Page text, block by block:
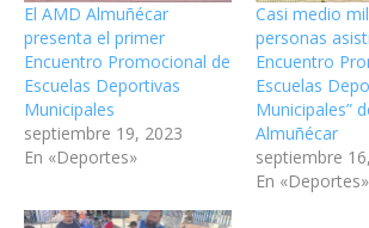
El AMD Almuñécar
presenta el primer
Encuentro Promocional de
Escuelas Deportivas
Municipales
septiembre 19, 2023
En «Deportes»
Casi medio
personas
Encuentro
Escuelas
Municipales”
Almuñécar
septiembre
En «Deportes»